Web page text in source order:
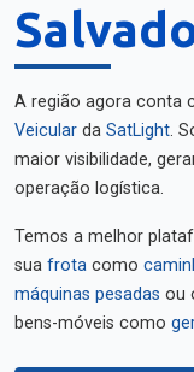
A região agora conta
Veicular da SatLight.
maior visibilidade,
operação logística.
Temos a melhor
sua frota como
máquinas pesadas ou
bens-móveis como